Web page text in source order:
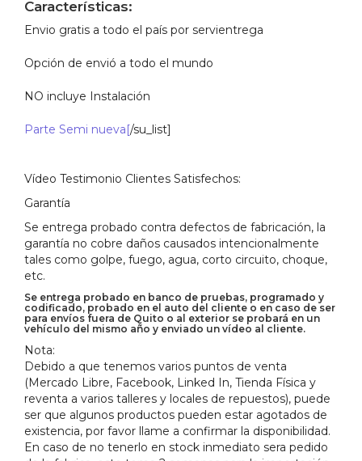
Características:
Envio gratis a todo el país por servientrega
Opción de envió a todo el mundo
NO incluye Instalación
Parte Semi nueva[/su_list]
Vídeo Testimonio Clientes Satisfechos:
Garantía
Se entrega probado contra defectos de fabricación, la
garantía no cobre daños causados intencionalmente
tales como golpe, fuego, agua, corto circuito, choque,
etc.
Se entrega probado en banco de pruebas, programado y
codificado, probado en el auto del cliente o en caso de ser
para envíos fuera de Quito o al exterior se probará en un
vehículo del mismo año y enviado un vídeo al cliente.
Nota:
Debido a que tenemos varios puntos de venta
(Mercado Libre, Facebook, Linked In, Tienda Física y
reventa a varios talleres y locales de repuestos), puede
ser que algunos productos pueden estar agotados de
existencia, por favor llame a confirmar la disponibilidad.
En caso de no tenerlo en stock inmediato sera pedido